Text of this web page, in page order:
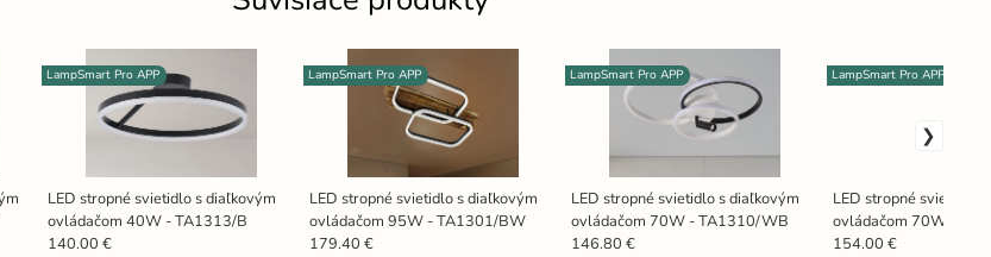
LED stropné svietidlo s diaľkovým
ovládačom 40W - TA1313/B
LampSmart Pro APP
140.00 €
LED stropné svietidlo s diaľkovým
ovládačom 95W - TA1301/BW
LampSmart Pro APP
179.40 €
LED stropné svietidlo s diaľkovým
ovládačom 70W - TA1310/WB
LampSmart Pro APP
146.80 €
LED stropné svietidlo
ovládačom 70W -
LampSmart Pro APP
154.00 €